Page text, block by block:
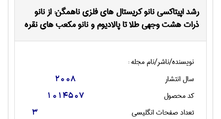
رشد اپیتاکسی نانو کریستال های فلزی ناهمگن: از نانو
ذرات هشت وجهی طلا تا پالادیوم و نانو مکعب های نقره
نویسنده/ناشر/نام مجله :
سال انتشار
2008
کد محصول 1014507
تعداد صفحات انگليسی 3